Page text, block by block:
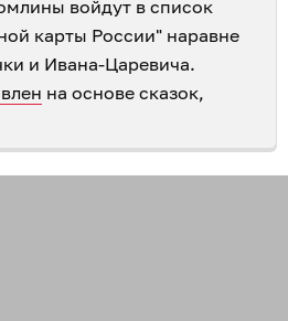
войдут в список
карты России" наравне
и Ивана-Царевича.
на основе сказок,